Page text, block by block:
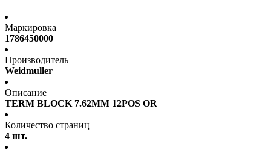
Маркировка
1786450000
Производитель
Weidmuller
Описание
TERM BLOCK 7.62MM 12POS OR
Количество страниц
4 шт.